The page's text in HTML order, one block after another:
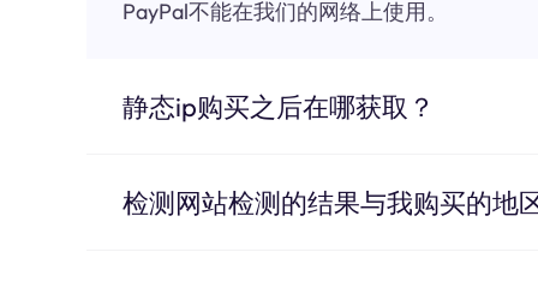
PayPal不能在我们的网络上使用。
静态ip购买之后在哪获取？
检测网站检测的结果与我购买的地